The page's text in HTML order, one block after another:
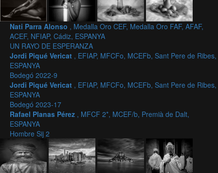
Nati Parra Alonso , Medalla Oro CEF, Medalla Oro FAF, AFAF,
ACEF, NFIAP, Cádiz, ESPANYA
UN RAYO DE ESPERANZA
Jordi Piqué Vericat , EFIAP, MFCFo, MCEFb, Sant Pere de Ribes,
ESPANYA
Bodegó 2022-9
Jordi Piqué Vericat , EFIAP, MFCFo, MCEFb, Sant Pere de Ribes,
ESPANYA
Bodegó 2023-17
Rafael Planas Pérez , MFCF 2*, MCEF/b, Premià de Dalt,
ESPANYA
Hombre Sij 2